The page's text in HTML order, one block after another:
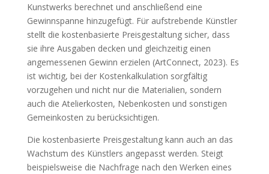
Kunstwerks berechnet und anschließend eine
Gewinnspanne hinzugefügt. Für aufstrebende Künstler
stellt die kostenbasierte Preisgestaltung sicher, dass
sie ihre Ausgaben decken und gleichzeitig einen
angemessenen Gewinn erzielen (ArtConnect, 2023). Es
ist wichtig, bei der Kostenkalkulation sorgfältig
vorzugehen und nicht nur die Materialien, sondern
auch die Atelierkosten, Nebenkosten und sonstigen
Gemeinkosten zu berücksichtigen.
Die kostenbasierte Preisgestaltung kann auch an das
Wachstum des Künstlers angepasst werden. Steigt
beispielsweise die Nachfrage nach den Werken eines